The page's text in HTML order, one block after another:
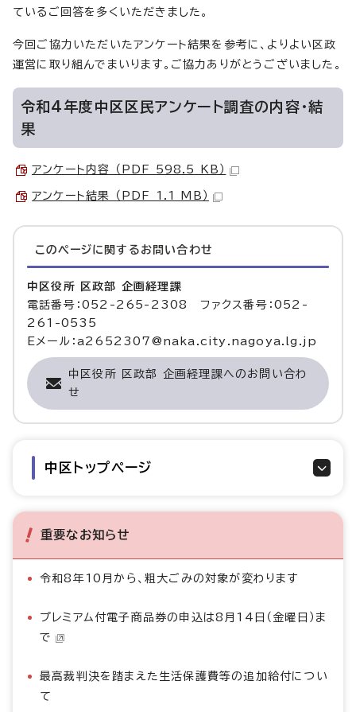
ているご回答を多くいただきました。
今回ご協力いただいたアンケート結果を参考に、よりよい区政
運営に取り組んでまいります。ご協力ありがとうございました。
令和4年度中区区民アンケート調査の内容・結
果
アンケート内容 （PDF 598.5 KB）
アンケート結果 （PDF 1.1 MB）
このページに関する お問い合わせ
中区役所 区政部 企画経理課
電話番号：052-265-2308 ファクス番号：052-
261-0535
Eメール：a2652307@naka.city.nagoya.lg.jp
中区役所 区政部 企画経理課へのお問い合わ
せ
中区トップページ
重要なお知らせ
令和8年10月から、粗大ごみの対象が変わります
プレミアム付電子商品券の申込は8月14日（金曜日）ま
で
最高裁判決を踏まえた生活保護費等の追加給付につい
て